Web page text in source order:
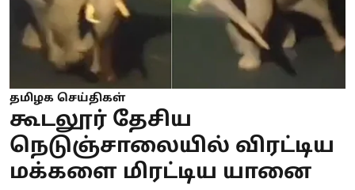
தமிழக செய்திகள்
கூடலூர் தேசிய
நெடுஞ்சாலையில் விரட்டிய
மக்களை மிரட்டிய யானை